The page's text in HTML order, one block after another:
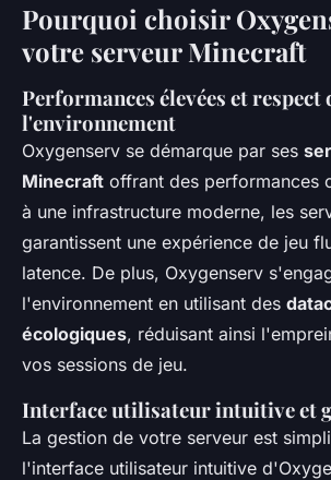
Pourquoi choisir
votre serveur Minecraft
Performances élevées et respect
l'environnement
Oxygenserv se démarque par ses
Minecraft offrant des performances
à une infrastructure moderne, les
garantissent une expérience de jeu
latence. De plus, Oxygenserv
l'environnement en utilisant des
écologiques, réduisant ainsi
vos sessions de jeu.
Interface utilisateur intuitive et
La gestion de votre serveur est
l'interface utilisateur intuitive